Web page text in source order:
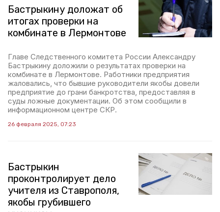
Бастрыкину доложат об
итогах проверки на
комбинате в Лермонтове
Главе Следственного комитета России Александру
Бастрыкину доложили о результатах проверки на
комбинате в Лермонтове. Работники предприятия
жаловались, что бывшие руководители якобы довели
предприятие до грани банкротства, предоставляя в
суды ложные документации. Об этом сообщили в
информационном центре СКР.
26 февраля 2025, 07:23
Бастрыкин
проконтролирует дело
учителя из Ставрополя,
якобы грубившего